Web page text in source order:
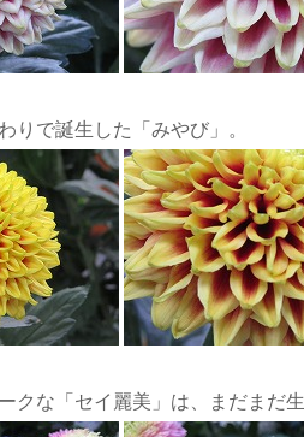
りで誕生した「みやび」。
クな「セイ麗美」は、まだまだ